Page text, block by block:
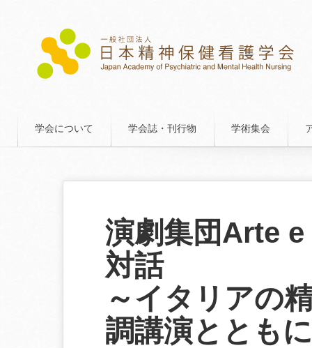
学会について 学会誌・刊行物 学術集会
演劇集団Arte
対話
～イタリアの
調講演ととも